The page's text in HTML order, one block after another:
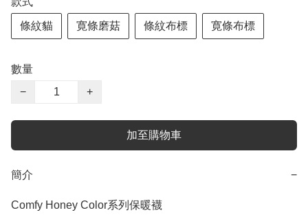
條紋貓 寛條磨菇 條紋布標 寛條布標
數量
−
+
加至購物車
簡介 −
Comfy Honey Color系列保暖襪